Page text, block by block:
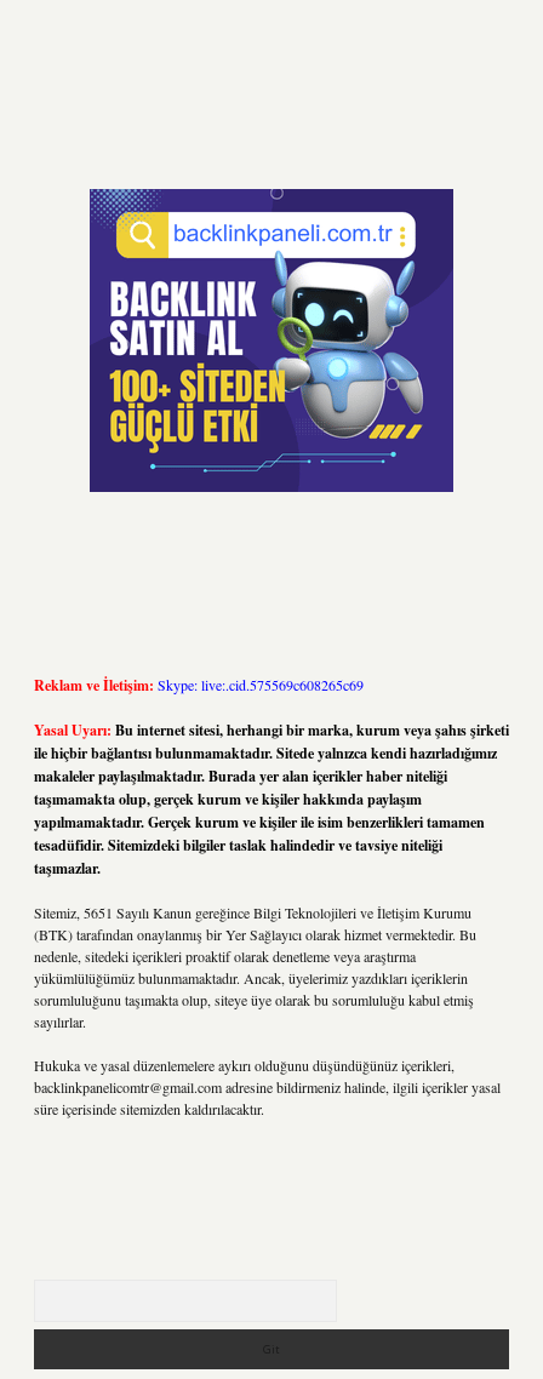
Reklam ve İletişim: Skype: live:.cid.575569c608265c69
Yasal Uyarı: Bu internet sitesi, herhangi bir marka, kurum veya şahıs şirketi
ile hiçbir bağlantısı bulunmamaktadır. Sitede yalnızca kendi hazırladığımız
makaleler paylaşılmaktadır. Burada yer alan içerikler haber niteliği
taşımamakta olup, gerçek kurum ve kişiler hakkında paylaşım
yapılmamaktadır. Gerçek kurum ve kişiler ile isim benzerlikleri tamamen
tesadüfidir. Sitemizdeki bilgiler taslak halindedir ve tavsiye niteliği
taşımazlar.
Sitemiz, 5651 Sayılı Kanun gereğince Bilgi Teknolojileri ve İletişim Kurumu
(BTK) tarafından onaylanmış bir Yer Sağlayıcı olarak hizmet vermektedir. Bu
nedenle, sitedeki içerikleri proaktif olarak denetleme veya araştırma
yükümlülüğümüz bulunmamaktadır. Ancak, üyelerimiz yazdıkları içeriklerin
sorumluluğunu taşımakta olup, siteye üye olarak bu sorumluluğu kabul etmiş
sayılırlar.
Hukuka ve yasal düzenlemelere aykırı olduğunu düşündüğünüz içerikleri,
backlinkpanelicomtr@gmail.comadresine bildirmeniz halinde, ilgili içerikler yasal
süre içerisinde sitemizden kaldırılacaktır.